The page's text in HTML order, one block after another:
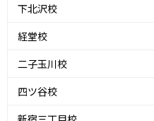
下北沢校
経堂校
二子玉川校
四ツ谷校